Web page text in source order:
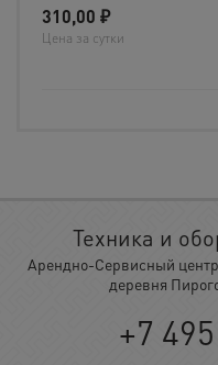
310,00 ₽
Цена за сутки
Техника и
Арендно-Сервисный
деревня
+7